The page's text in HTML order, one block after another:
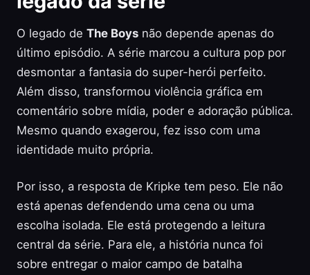
O legado de The Boys não depende apenas do
último episódio. A série marcou a cultura pop por
desmontar a fantasia do super-herói perfeito.
Além disso, transformou violência gráfica em
comentário sobre mídia, poder e adoração pública.
Mesmo quando exagerou, fez isso com uma
identidade muito própria.
Por isso, a resposta de Kripke tem peso. Ele não
está apenas defendendo uma cena ou uma
escolha isolada. Ele está protegendo a leitura
central da série. Para ele, a história nunca foi
sobre entregar o maior campo de batalha